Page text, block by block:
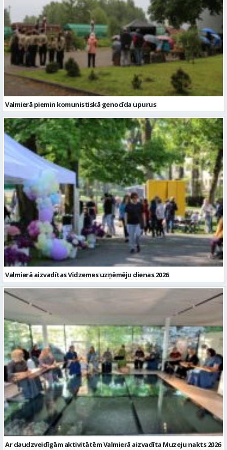
Valmierā piemin komunistiskā genocīda upurus
Valmierā aizvadītas Vidzemes uzņēmēju dienas 2026
Ar daudzveidīgām aktivitātēm Valmierā aizvadīta Muzeju nakts 2026